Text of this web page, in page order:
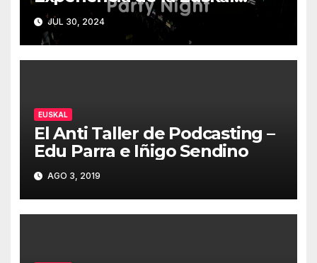
Encounter 32 – Party Night
2024
JUL 30, 2024
EUSKAL
El Anti Taller de Podcasting –
Edu Parra e Iñigo Sendino
AGO 3, 2019